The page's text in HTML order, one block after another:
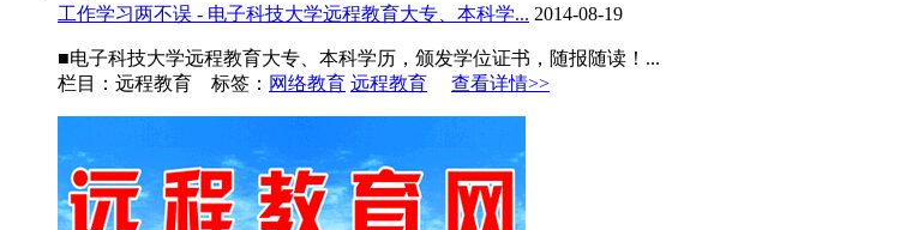
工作学习两不误 - 电子科技大学远程教育大专、本科学... 2014-08-19
■电子科技大学远程教育大专、本科学历，颁发学位证书，随报随读！...
栏目：远程教育 标签： 网络教育 远程教育 查看详情>>